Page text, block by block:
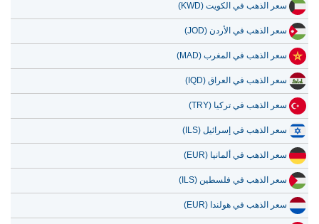
سعر الذهب في الكويت (KWD)
سعر الذهب في الأردن (JOD)
سعر الذهب في المغرب (MAD)
سعر الذهب في العراق (IQD)
سعر الذهب في تركيا (TRY)
سعر الذهب في إسرائيل (ILS)
سعر الذهب في ألمانيا (EUR)
سعر الذهب في فلسطين (ILS)
سعر الذهب في هولندا (EUR)